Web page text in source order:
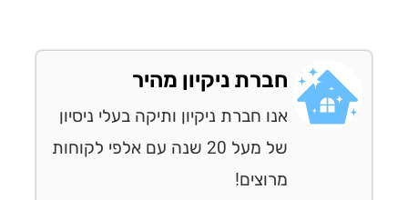
חברת ניקיון מהיר
אנו חברת ניקיון ותיקה בעלי ניסיון
של מעל 20 שנה עם אלפי לקוחות